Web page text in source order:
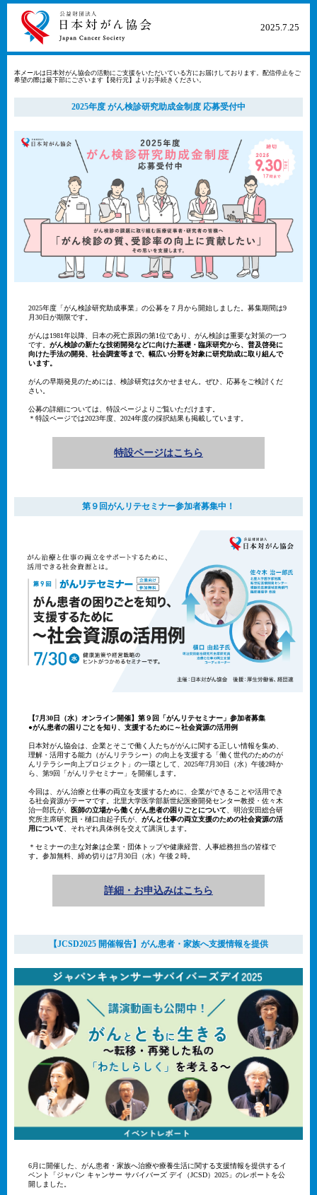
2025​.7​.25​
本メールは日本対がん協会の活動にご支援をいただいている方にお届けしております。配信停止をご
希望の際は最下部にございます【発行元】よりお手続きください。
2025年度 がん検診研究助成金制度 応募受付中
2025年度「がん検診研究助成事業」の公募を７月から開始しました。募集期間は9
月30日が期限です。
がんは1981年以降、日本の死亡原因の第1位であり、がん検診は重要な対策の一つ
です。 がん検診の新たな技術開発などに向けた基礎・臨床研究から、普及啓発に
向けた手法の開発、社会調査等まで、幅広い分野を対象に研究助成に取り組んで
います。
がんの早期発見のためには、検診研究は欠かせません。ぜひ、応募をご検討くだ
さい。
公募の詳細については、特設ページよりご覧いただけます。
＊特設ページでは2023年度、2024年度の採択結果も掲載しています。
特設ページはこちら
第９回がんリテセミナー参加者募集中！
【7月30日（水）オンライン開催】第９回「がんリテセミナー」参加者募集
●がん患者の困りごとを知り、支援するために～社会資源の活用例
日本対がん協会は、企業とそこで働く人たちががんに関する正しい情報を集め、
理解・活用する能力（がんリテラシー）の向上を支援する「働く世代のためのが
んリテラシー向上プロジェクト」の一環として、2025年7月30日（水）午後2時か
ら、第9回「がんリテセミナー」を開催します。
今回は、がん治療と仕事の両立を支援するために、企業ができることや活用でき
る社会資源がテーマです。北里大学医学部新世紀医療開発センター教授・佐々木
治一郎氏が、 医師の立場から働くがん患者の困りごとについて 、明治安田総合研
究所主席研究員・樋口由起子氏が、 がんと仕事の両立支援のための社会資源の活
用について 、それぞれ具体例を交えて講演します。
＊セミナーの主な対象は企業・団体トップや健康経営、人事総務担当の皆様で
す。参加無料、締め切りは7月30日（水）午後２時。
詳細・お申込みはこちら
【JCSD2025 開催報告】がん患者・家族へ支援情報を提供
6月に開催した、がん患者・家族へ治療や療養生活に関する支援情報を提供するイ
ベント「ジャパン キャンサー サバイバーズ デイ（JCSD）2025」のレポートを公
開しました。